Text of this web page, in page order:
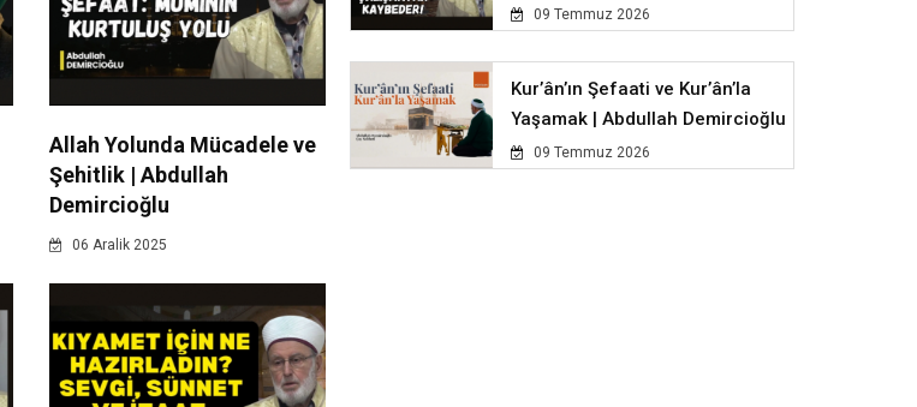
Allah Yolunda Mücadele ve
Şehitlik | Abdullah
Demircioğlu
06 Aralik 2025
09 Temmuz 2026
Kur’ân’ın Şefaati ve Kur’ân’la
Yaşamak | Abdullah Demircioğlu
09 Temmuz 2026